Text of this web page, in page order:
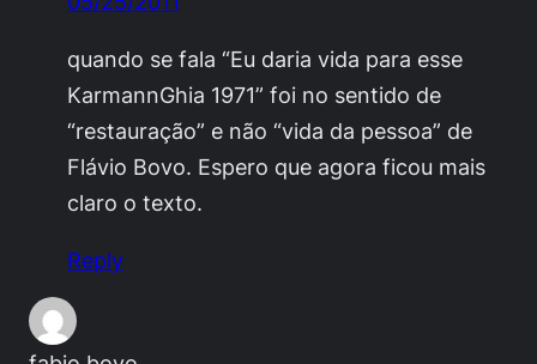
quando se fala “Eu daria vida para esse
KarmannGhia 1971” foi no sentido de
“restauração” e não “vida da pessoa” de
Flávio Bovo. Espero que agora ficou mais
claro o texto.
Reply